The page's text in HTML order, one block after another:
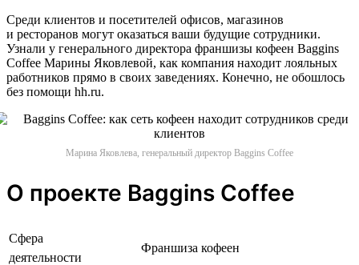
Среди клиентов и посетителей офисов, магазинов
и ресторанов могут оказаться ваши будущие сотрудники.
Узнали у генерального директора франшизы кофеен Baggins
Coffee Марины Яковлевой, как компания находит лояльных
работников прямо в своих заведениях. Конечно, не обошлось
без помощи hh.ru.
Марина Яковлева, генеральный директор Baggins Coffee
О проекте Baggins Coffee
Сфера
деятельности
Франшиза кофеен